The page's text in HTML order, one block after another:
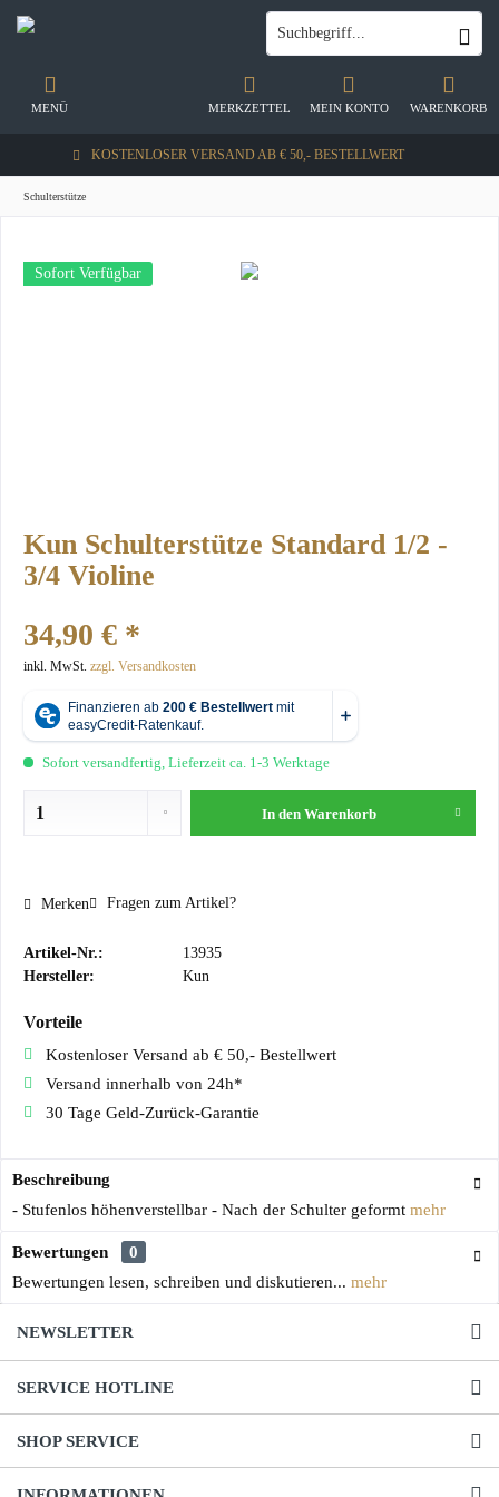
KOSTENLOSER VERSAND AB € 50,- BESTELLWERT
WARENKORB
MERKZETTEL MEIN KONTO
MENÜ
Schulterstütze
Sofort Verfügbar
Kun Schulterstütze Standard 1/2 -
3/4 Violine
34,90 € *
inkl. MwSt. zzgl. Versandkosten
Sofort versandfertig, Lieferzeit ca. 1-3 Werktage
In den Warenkorb
Merken Fragen zum Artikel?
Artikel-Nr.:
13935
Hersteller:
Kun
Vorteile
Kostenloser Versand ab € 50,- Bestellwert
Versand innerhalb von 24h*
30 Tage Geld-Zurück-Garantie
Beschreibung
- Stufenlos höhenverstellbar - Nach der Schulter geformt mehr
Bewertungen
0
Bewertungen lesen, schreiben und diskutieren... mehr
NEWSLETTER
SERVICE HOTLINE
SHOP SERVICE